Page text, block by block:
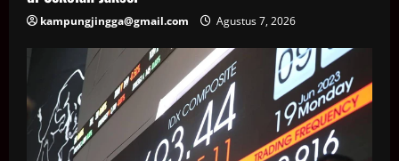
kampungjingga@gmail.com Agustus 7, 2026